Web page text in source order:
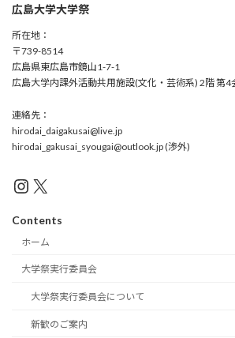
広島大学大学祭
所在地：
〒739-8514
広島県東広島市鏡山1-7-1
広島大学内課外活動共用施設(文化・芸術系) 2階 第4
連絡先：
hirodai_daigakusai@live.jp
hirodai_gakusai_syougai@outlook.jp (渉外)
Instagram
X
Contents
ホーム
大学祭実行委員会
大学祭実行委員会について
新歓のご案内